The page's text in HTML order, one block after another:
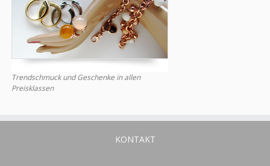
Trendschmuck und Geschenke in allen
Preisklassen
KONTAKT